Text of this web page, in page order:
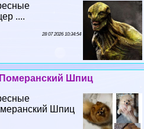
....
28 07 2026 10:34:54
Померанский Шпиц
Шпиц